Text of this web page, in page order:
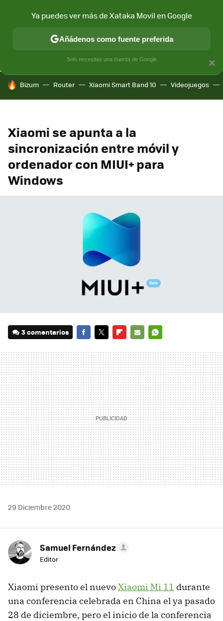
CONECTIVIDAD MÓVIL Y SOCIEDAD APLICACIONES
HOY SE HABLA DE
Bizum Router Xiaomi Smart Band 10 Videojuegos
Xiaomi se apunta a la
sincronización entre móvil y
ordenador con MIUI+ para
Windows
3 comentarios
MAIL
29 Diciembre 2020
Samuel Fernández
Editor
Xiaomi presento el nuevoXiaomi Mi 11 durante
una conferencia celebrada en China el ya pasado
28 de diciembre, pero el inicio de la conferencia
×
Ya puedes ver más de Xataka Movil en Google
Añádenos como fuente preferida
Solo necesitas una cuenta de Google